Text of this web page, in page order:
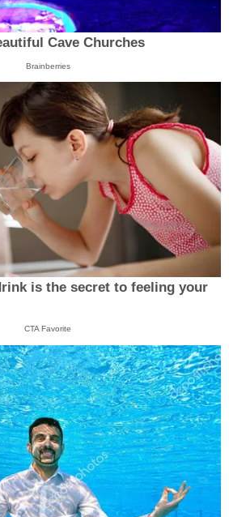
Cave Churches
Brainberries
is the secret to feeling your
CTA Favorite